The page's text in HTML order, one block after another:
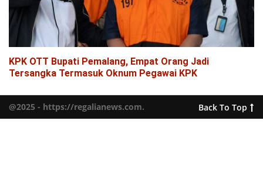
KPK OTT Bupati Pemalang, Empat Orang Jadi
Tersangka Termasuk Oknum Pegawai KPK
@2025 - https://regalianews.com. Back To Top